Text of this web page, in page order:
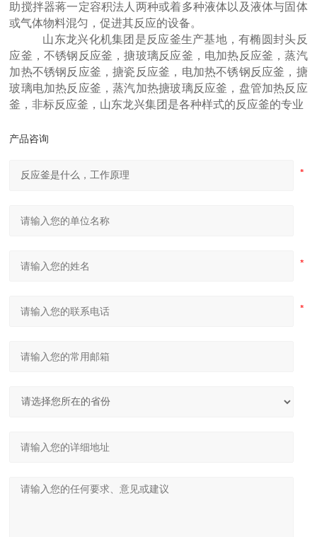
助搅拌器蒋一定容积法人两种或着多种液体以及液体与固体
或气体物料混匀，促进其反应的设备。
山东龙兴化机集团是反应釜生产基地，有椭圆封头反
应釜，不锈钢反应釜，搪玻璃反应釜，电加热反应釜，蒸汽
加热不锈钢反应釜，搪瓷反应釜，电加热不锈钢反应釜，搪
玻璃电加热反应釜，蒸汽加热搪玻璃反应釜，盘管加热反应
釜，非标反应釜，山东龙兴集团是各种样式的反应釜的专业
产品咨询